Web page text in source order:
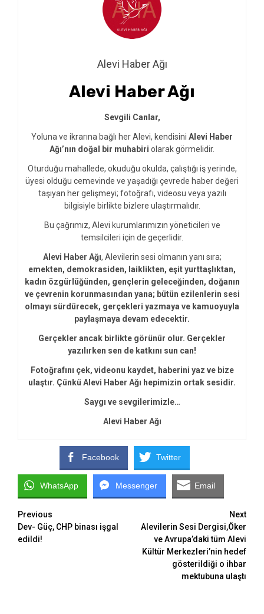
Alevi Haber Ağı
Alevi Haber Ağı
Sevgili Canlar,
Yoluna ve ikrarına bağlı her Alevi, kendisini Alevi Haber
Ağı’nın doğal bir muhabiri olarak görmelidir.
Oturduğu mahallede, okuduğu okulda, çalıştığı iş yerinde,
üyesi olduğu cemevinde ve yaşadığı çevrede haber değeri
taşıyan her gelişmeyi; fotoğrafı, videosu veya yazılı
bilgisiyle birlikte bizlere ulaştırmalıdır.
Bu çağrımız, Alevi kurumlarımızın yöneticileri ve
temsilcileri için de geçerlidir.
Alevi Haber Ağı, Alevilerin sesi olmanın yanı sıra;
emekten, demokrasiden, laiklikten, eşit yurttaşlıktan,
kadın özgürlüğünden, gençlerin geleceğinden, doğanın
ve çevrenin korunmasından yana; bütün ezilenlerin sesi
olmayı sürdürecek, gerçekleri yazmaya ve kamuoyuyla
paylaşmaya devam edecektir.
Gerçekler ancak birlikte görünür olur. Gerçekler
yazılırken sen de katkını sun can!
Fotoğrafını çek, videonu kaydet, haberini yaz ve bize
ulaştır. Çünkü Alevi Haber Ağı hepimizin ortak sesidir.
Saygı ve sevgilerimizle…
Alevi Haber Ağı
Facebook Twitter
WhatsApp Messenger Email
Continue
Reading
Previous
Dev- Güç, CHP binası işgal
edildi!
Next
Alevilerin Sesi Dergisi,Öker
ve Avrupa’daki tüm Alevi
Kültür Merkezleri’nin hedef
gösterildiği o ihbar
mektubuna ulaştı